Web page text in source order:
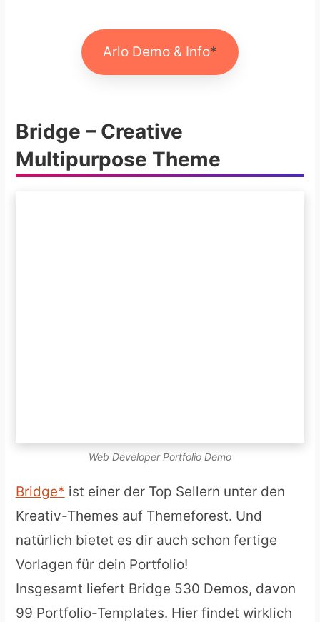
Arlo Demo & Info
Bridge – Creative
Multipurpose Theme
Web Developer Portfolio Demo
Bridge
ist einer der Top Sellern unter den
Kreativ-Themes auf Themeforest. Und
natürlich bietet es dir auch schon fertige
Vorlagen für dein Portfolio!
Insgesamt liefert Bridge 530 Demos, davon
99 Portfolio-Templates. Hier findet wirklich